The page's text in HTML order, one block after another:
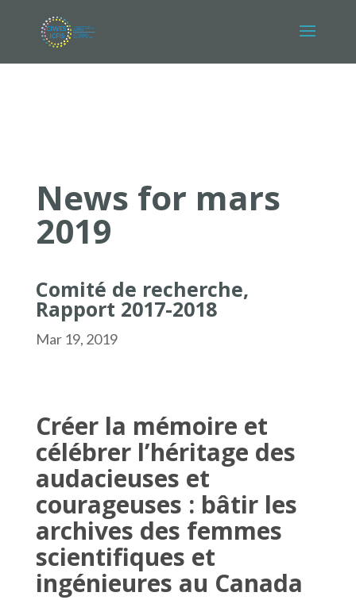
News for mars
2019
Comité de recherche,
Rapport 2017-2018
Mar 19, 2019
Créer la mémoire et
célébrer l’héritage des
audacieuses et
courageuses : bâtir les
archives des femmes
scientifiques et
ingénieures au Canada